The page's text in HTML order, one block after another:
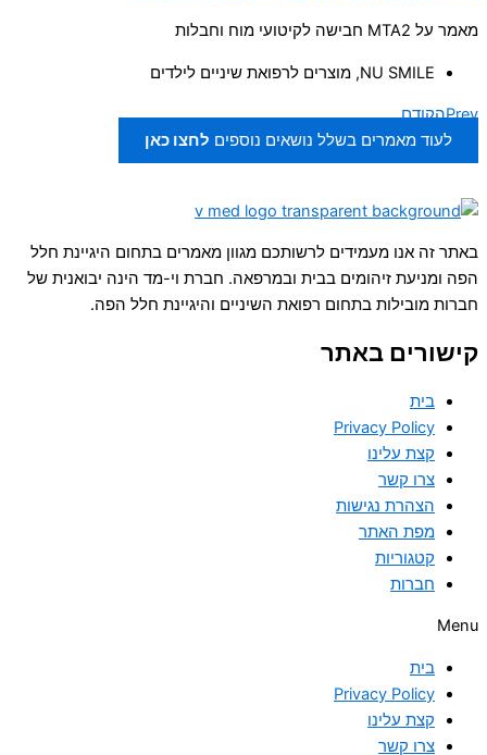
מאמר על MTA2 חבישה לקיטועי מוח וחבלות
NU SMILE
, מוצרים לרפואת שיניים לילדים
Prevהקודם
לעוד מאמרים בשלל נושאים נוספים לחצו כאן
באתר זה אנו מעמידים לרשותכם מגוון מאמרים בתחום היגיינת חלל
הפה ומניעת זיהומים בבית ובמרפאה. חברת וי-מד הינה יבואנית של
חברות מובילות בתחום רפואת השיניים והיגיינת חלל הפה.
קישורים באתר
בית
Privacy Policy
קצת עלינו
צרו קשר
הצהרת נגישות
מפת האתר
קטגוריות
חברות
Menu
בית
Privacy Policy
קצת עלינו
צרו קשר